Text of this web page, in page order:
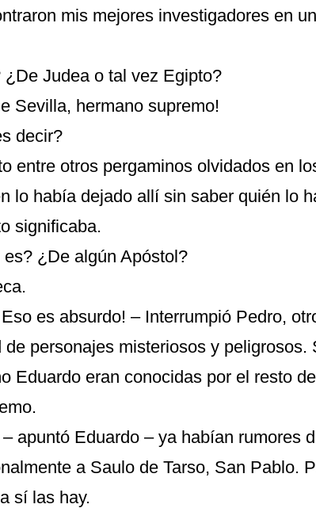
mis mejores investigadores en
Judea o tal vez Egipto?
Sevilla, hermano supremo!
decir?
entre otros pergaminos olvidados en
lo había dejado allí sin saber quién lo
significaba.
¿De algún Apóstol?
es absurdo! – Interrumpió Pedro,
de personajes misteriosos y peligrosos.
Eduardo eran conocidas por el resto
apuntó Eduardo – ya habían rumores
a Saulo de Tarso, San Pablo.
sí las hay.